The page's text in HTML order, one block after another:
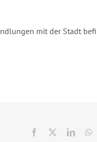
mit der Stadt
Facebook